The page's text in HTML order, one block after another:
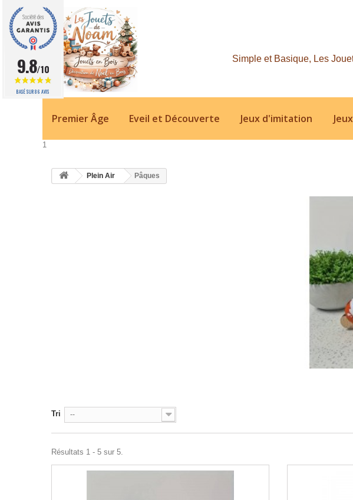
Premier Âge Eveil et Découverte Jeux d'imitation
1
Plein Air Pâques
Tri --
Résultats 1 - 5 sur 5.
9.8/10
BASÉ SUR 86 AVIS